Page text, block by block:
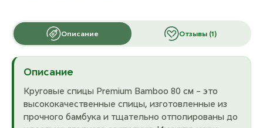
Описание Отзывы (1)
Описание
Круговые спицы Premium Bamboo 80 см – это
высококачественные спицы, изготовленные из
прочного бамбука и тщательно отполированы до